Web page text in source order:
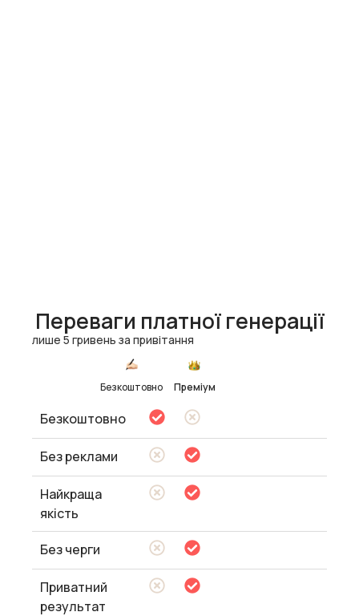
Переваги платної генерації
лише 5 гривень за привітання
Безкоштовно Преміум
Безкоштовно
Без реклами
Найкраща
якість
Без черги
Приватний
результат